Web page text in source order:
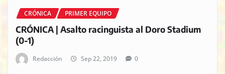
CRÓNICA PRIMER EQUIPO
CRÓNICA | Asalto racinguista al Doro Stadium
(0-1)
Redacción Sep 22, 2019 0